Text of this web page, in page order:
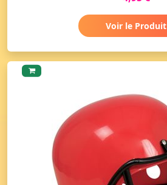
Voir le Produit